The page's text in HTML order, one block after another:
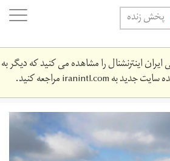
پخش زنده
اینترنشنال را مشاهده می کنید که دیگر به
سایت جدید بهiranintl.comمراجعه کنید.